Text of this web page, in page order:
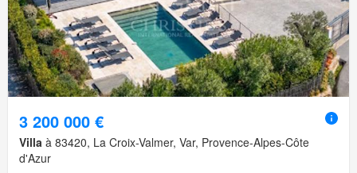
3 200 000 €
Villa à 83420, La Croix-Valmer, Var, Provence-Alpes-Côte
d'Azur